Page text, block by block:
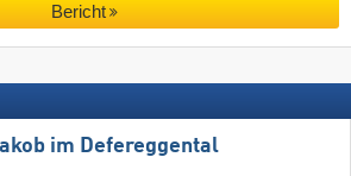
Bericht
im Defereggental